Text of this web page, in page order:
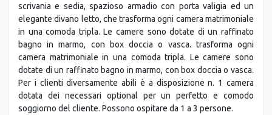
scrivania e sedia, spazioso armadio con porta valigia ed un
elegante divano letto, che trasforma ogni camera matrimoniale
in una comoda tripla. Le camere sono dotate di un raffinato
bagno in marmo, con box doccia o vasca. trasforma ogni
camera matrimoniale in una comoda tripla. Le camere sono
dotate di un raffinato bagno in marmo, con box doccia o vasca.
Per i clienti diversamente abili è a disposizione n. 1 camera
dotata dei necessari optional per un perfetto e comodo
soggiorno del cliente. Possono ospitare da 1 a 3 persone.